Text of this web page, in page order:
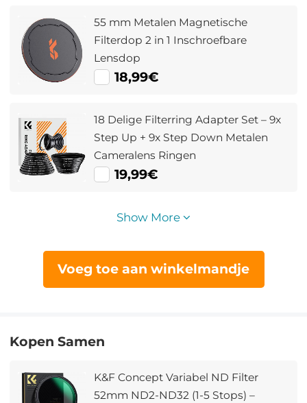
55 mm Metalen Magnetische
Filterdop 2 in 1 Inschroefbare
Lensdop
18,99€
18 Delige Filterring Adapter Set – 9x
Step Up + 9x Step Down Metalen
Cameralens Ringen
19,99€
Show More
Voeg toe aan winkelmandje
Kopen Samen
K&F Concept Variabel ND Filter
52mm ND2-ND32 (1-5 Stops) –